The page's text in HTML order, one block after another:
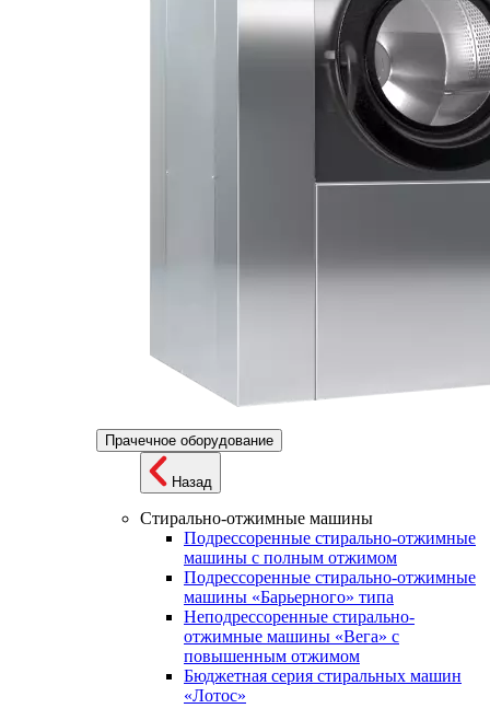
Прачечное оборудование
Назад
Стирально-отжимные машины
Подрессоренные стирально-отжимные
машины с полным отжимом
Подрессоренные стирально-отжимные
машины «Барьерного» типа
Неподрессоренные стирально-
отжимные машины «Вега» с
повышенным отжимом
Бюджетная серия стиральных машин
«Лотос»